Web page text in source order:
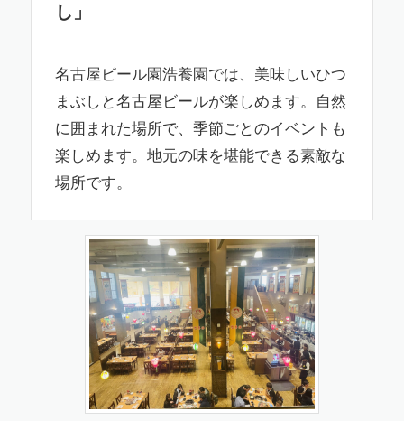
し」
名古屋ビール園浩養園では、美味しいひつ
まぶしと名古屋ビールが楽しめます。自然
に囲まれた場所で、季節ごとのイベントも
楽しめます。地元の味を堪能できる素敵な
場所です。